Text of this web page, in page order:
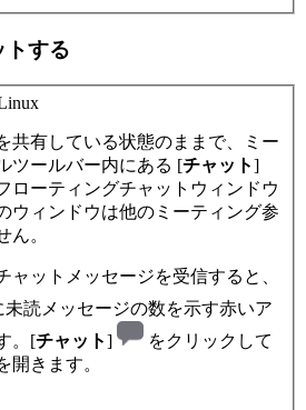
トする
共有している状態のままで、ミー
ツールバー内にある [チャット]
ローティングチャットウィンドウ
ウィンドウは他のミーティング参
ん。
ャットメッセージを受信すると、
未読メッセージの数を示す赤いア
。[チャット]
をクリックして
開きます。